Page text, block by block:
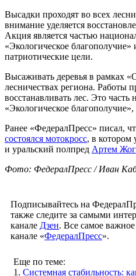
Высадки проходят во всех
внимание уделяется
Акция является частью
«Экологическое благополучие»
патриотические цели.
Высаживать деревья в рамках
лесничествах региона. Работы
восстанавливать лес. Это часть
«Экологическое
Ранее «ФедералПресс» писал,
состоялся мотокросс, в котором
и уральский полпред Артем
Фото: ФедералПресс / Иван
Подписывайтесь на
также следите за самыми
канале Дзен. Все самое
канале «ФедералПресс».
Еще по теме:
1. Системная стабильность: